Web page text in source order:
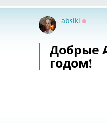
absiki
Добрые
годом!